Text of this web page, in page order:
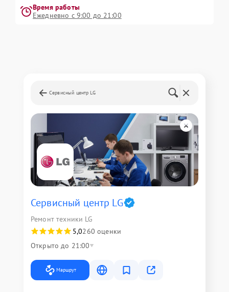
Время работы
Ежедневно с 9:00 до 21:00
Сервисный центр LG
Сервисный центр LG
Ремонт техники LG
5,0260 оценки
Открыто до 21:00
Маршрут